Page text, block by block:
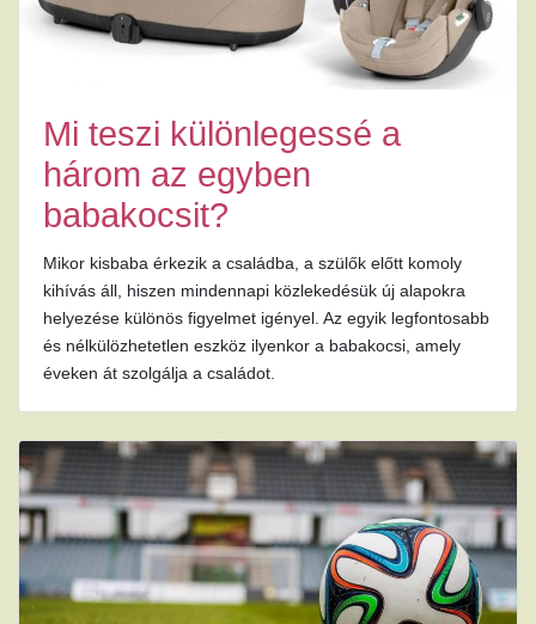
Mi teszi különlegessé a
három az egyben
babakocsit?
Mikor kisbaba érkezik a családba, a szülők előtt komoly
kihívás áll, hiszen mindennapi közlekedésük új alapokra
helyezése különös figyelmet igényel. Az egyik legfontosabb
és nélkülözhetetlen eszköz ilyenkor a babakocsi, amely
éveken át szolgálja a családot.